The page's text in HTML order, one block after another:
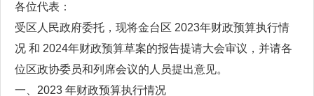
各位代表：
受区人民政府委托，现将金台区 2023年财政预算执行情
况 和 2024年财政预算草案的报告提请大会审议，并请各
位区政协委员和列席会议的人员提出意见。
一、2023 年财政预算执行情况